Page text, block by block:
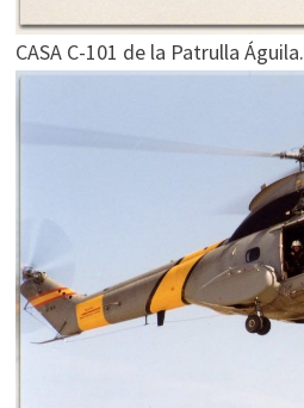
CASA C-101 de la Patrulla Águila.